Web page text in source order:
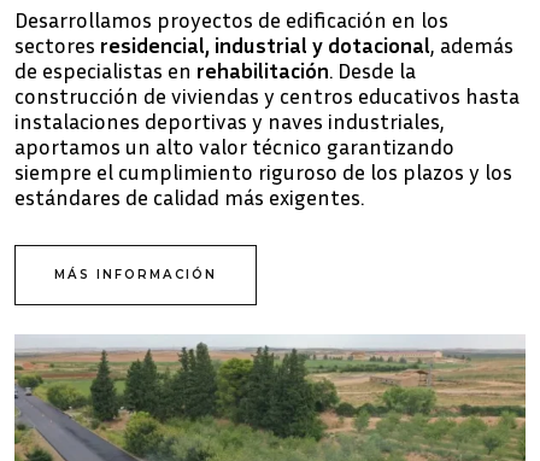
Desarrollamos proyectos de edificación en los
sectores residencial, industrial y dotacional, además
de especialistas en rehabilitación. Desde la
construcción de viviendas y centros educativos hasta
instalaciones deportivas y naves industriales,
aportamos un alto valor técnico garantizando
siempre el cumplimiento riguroso de los plazos y los
estándares de calidad más exigentes.
MÁS INFORMACIÓN